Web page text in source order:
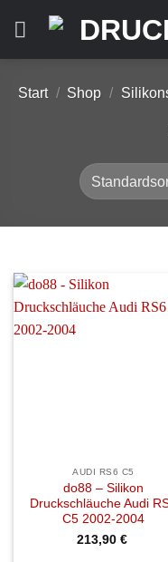
Inhalt
springen
Start / Shop /
AUDI RS6 C5
do88 – Silikon
Druckschläuche Audi
C5 2002-2004
213,90 €